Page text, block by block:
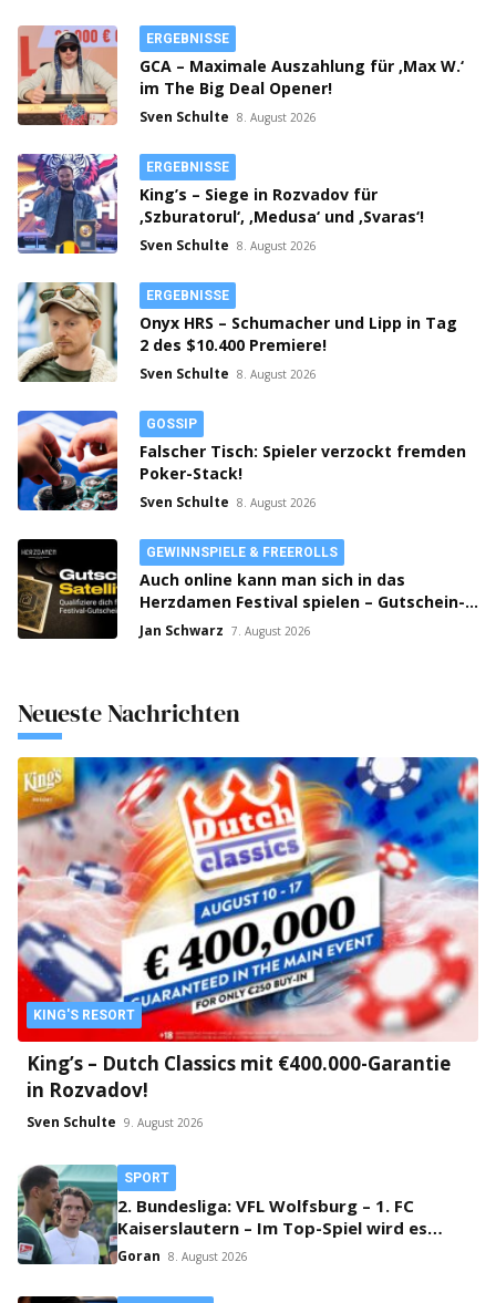
ERGEBNISSE
GCA – Maximale Auszahlung für ‚Max W.‘
im The Big Deal Opener!
Sven Schulte 8. August 2026
ERGEBNISSE
King’s – Siege in Rozvadov für
‚Szburatorul‘, ‚Medusa‘ und ‚Svaras‘!
Sven Schulte 8. August 2026
ERGEBNISSE
Onyx HRS – Schumacher und Lipp in Tag
2 des $10.400 Premiere!
Sven Schulte 8. August 2026
GOSSIP
Falscher Tisch: Spieler verzockt fremden
Poker-Stack!
Sven Schulte 8. August 2026
GEWINNSPIELE & FREEROLLS
Auch online kann man sich in das
Herzdamen Festival spielen – Gutschein-
Satellites laufen auf bwin Poker!
Jan Schwarz 7. August 2026
Neueste Nachrichten
KING'S RESORT
King’s – Dutch Classics mit €400.000-Garantie
in Rozvadov!
Sven Schulte 9. August 2026
SPORT
2. Bundesliga: VFL Wolfsburg – 1. FC
Kaiserslautern – Im Top-Spiel wird es
klingeln!
Goran 8. August 2026